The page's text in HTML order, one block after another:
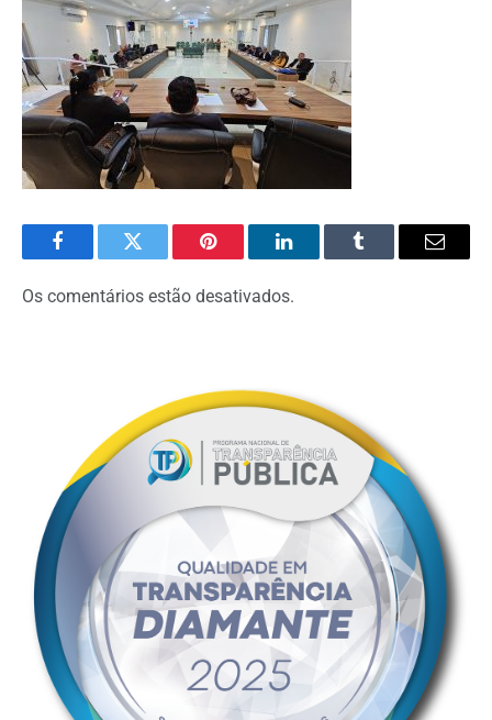
FacebookTwitter Pinterest O
LinkedIn
Tumblr
E-
Os comentários estão desativados.